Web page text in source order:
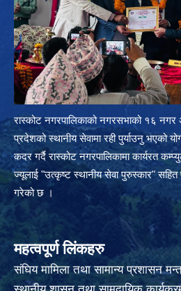
रास्कोट नगरपालिकाको नगरसभाको १६ नगर
प्रदेशको स्थानीय सेवामा रही पुर्याउनु भएको
कदर गर्दै रास्कोट नगरपालिकामा कार्यरत
ज्यूलाई "उत्कृष्ट स्थानीय सेवा पुरुस्कार" सहित
गरेको छ ।
महत्वपूर्ण लिंकहरु
संघिय मामिला तथा सामान्य प्रशासन